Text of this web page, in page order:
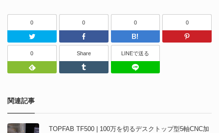
0
Twitter
0
Facebook
0
はてなブッ
0
0
Feedly
Share
Tumblr
LINEで送る
関連記事
TOPFAB TF500 | 100万を切るデスクトップ型5軸CNC加